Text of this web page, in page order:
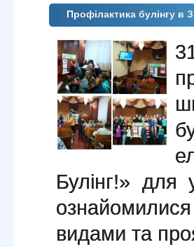
Профілактика булінгу
Булінг!» для
ознайомилися
видами та